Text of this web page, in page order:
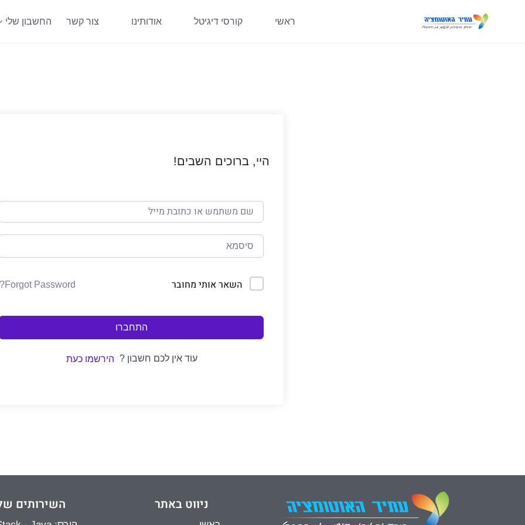
ראשי קורסי דיגיטל אודותינו צור קשר החשבון שלי
היי, ברוכים השבים!
השאר אותי מחובר Forgot Password?
התחברו
עוד אין לכם חשבון ? הירשמו כעת
ניווט באתר השירותים